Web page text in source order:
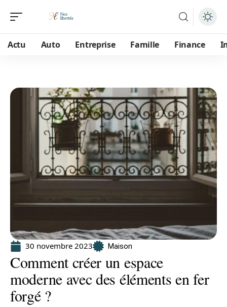
Actu Auto Entreprise Famille Finance
30 novembre 2023 Maison
Comment créer un espace
moderne avec des éléments en fer
forgé ?